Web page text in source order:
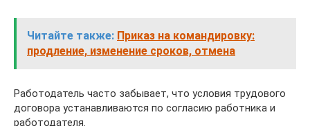
Читайте также: Приказ на командировку:
продление, изменение сроков, отмена
Работодатель часто забывает, что условия трудового
договора устанавливаются по согласию работника и
работодателя.